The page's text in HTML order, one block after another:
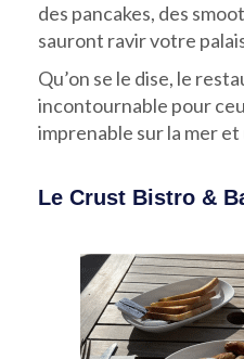
des pancakes, des
sauront ravir votre
Qu’on se le dise, le
incontournable pour
imprenable sur la mer
Le Crust Bistro &